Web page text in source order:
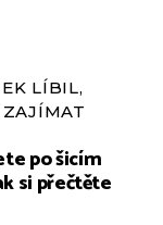
LÍBIL,
ZAJÍMAT
po šicím
si přečtěte